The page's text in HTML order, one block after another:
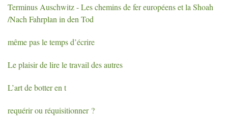
Terminus Auschwitz - Les chemins de fer européens et la Shoah
/Nach Fahrplan in den Tod
même pas le temps d’écrire
Le plaisir de lire le travail des autres
L’art de botter en t
requérir ou réquisitionner ?